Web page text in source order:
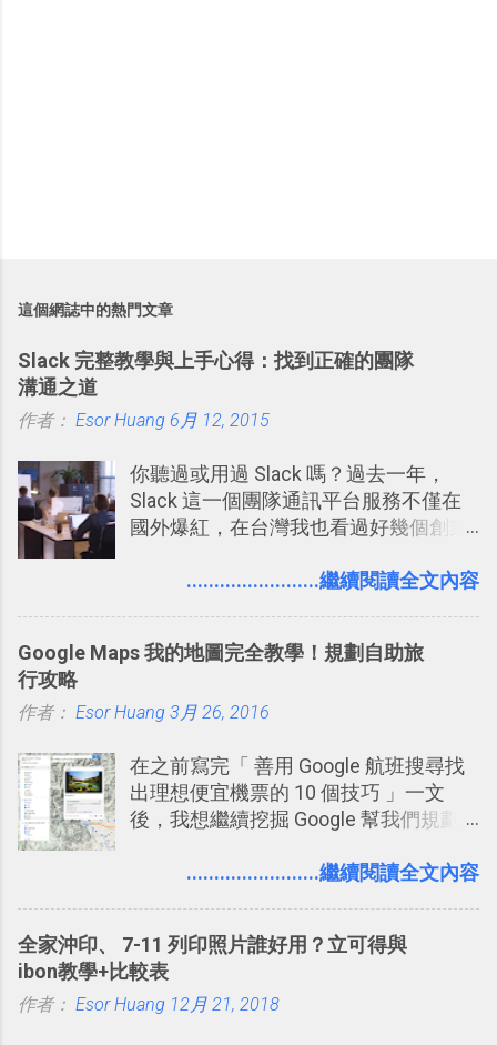
這個網誌中的熱門文章
Slack 完整教學與上手心得：找到正確的團隊
溝通之道
作者： Esor Huang 6月 12, 2015
你聽過或用過 Slack 嗎？過去一年，
Slack 這一個團隊通訊平台服務不僅在
國外爆紅，在台灣我也看過好幾個創業
理，到底 Slack 有什麼魅力？它是不是
有機會在一個專案合作中使用了 Slack
點： 1. 「 很有趣 」： Slack 裡擁有跟
聊天打屁、傳送有趣影音圖文的功能。
2. 「 有效率 」：但是 Slack 的頻道、群
組機制讓茶水間的聊天，不會干擾工作
事可以從聊天中記錄重點。 3. 「 有彈性
的軟體則讓同事可以在任何地方和公司
保持聯繫。 如果你需要中文版的同類平
台，可以參考： JANDI 高效率團隊通訊
........................繼續閱讀全文內容
Google Maps 我的地圖完全教學！規劃自助旅
行攻略
作者： Esor Huang 3月 26, 2016
在之前寫完「 善用 Google 航班搜尋找
出理想便宜機票的 10 個技巧 」一文
後，我想繼續挖掘 Google 幫我們規劃
入的來聊聊 Google 的「我的地圖」服
線，對商務需求來說可以打造出一張一
張資料地圖（例如我之前在製作一本新
書時建立的「 台灣推薦空拍地點地圖
........................繼續閱讀全文內容
全家沖印、 7-11 列印照片誰好用？立可得與
ibon教學+比較表
作者： Esor Huang 12月 21, 2018